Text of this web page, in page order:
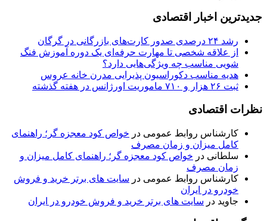
جدیدترین اخبار اقتصادی
رشد ۲۴ درصدی صدور کارت‌های بازرگانی در گرگان
از علاقه شخصی تا مهارت حرفه‌ای یک دوره آموزش فنگ
شویی مناسب چه ویژگی‌هایی دارد؟
هدیه مناسب دکوراسیون پذیرایی مدرن خانه عروس
ثبت ۲۶ هزار و ۷۱۰ ماموریت اورژانس در هفته گذشته
نظرات اقتصادی
کارشناس روابط عمومی در خواص کود معجزه گر؛ راهنمای
کامل میزان و زمان مصرف
سلطانی در خواص کود معجزه گر؛ راهنمای کامل میزان و
زمان مصرف
کارشناس روابط عمومی در سایت های برتر خرید و فروش
خودرو در ایران
جاوید در سایت های برتر خرید و فروش خودرو در ایران